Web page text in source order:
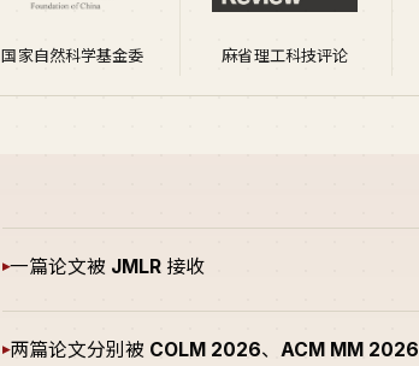
国家自然科学基金委 麻省理工科技评论
▸一篇论文被 JMLR 接收
▸两篇论文分别被 COLM 2026、 ACM MM 2026